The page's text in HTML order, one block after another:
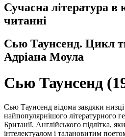
Сучасна література
читанні
Сью Таунсенд. Цикл
Адріана Моула
Сью Таунсенд
Сью Таунсенд відома завдяки
найпопулярнішого літературного
Британії. Англійського підлітка,
інтелектуалом і талановитим